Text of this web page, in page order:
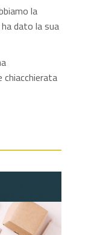
la
dato la sua
chiacchierata